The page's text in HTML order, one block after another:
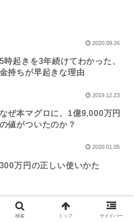
2020.09.26
5時起きを3年続けてわかった、
金持ちが早起きな理由
2019.12.23
なぜ本マグロに、1億9,000万円
の値がついたのか？
2020.01.05
300万円の正しい使いかた
2020.10.30
検索 トップ サイドバー